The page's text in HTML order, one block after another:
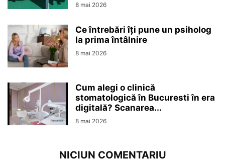
8 mai 2026
Ce întrebări îți pune un psiholog
la prima întâlnire
8 mai 2026
Cum alegi o clinică
stomatologică în Bucuresti în era
digitală? Scanarea...
8 mai 2026
NICIUN COMENTARIU